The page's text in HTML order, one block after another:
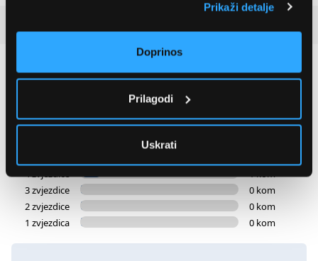
Prikaži detalje
Doprinos
Prilagodi
Uskrati
4.9
7 ocjena
4 zvjezdice
1 kom
3 zvjezdice
0 kom
2 zvjezdice
0 kom
1 zvjezdica
0 kom